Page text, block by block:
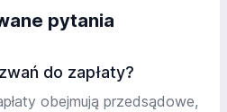
pytania
do zapłaty?
obejmują przedsądowe,